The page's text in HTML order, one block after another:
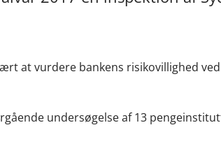
at vurdere bankens risikovillighed
undersøgelse af 13